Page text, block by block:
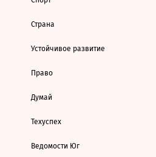
Страна
Устойчивое развитие
Право
Думай
Техуспех
Ведомости Юг